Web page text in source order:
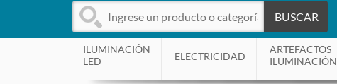
BUSCAR
ILUMINACIÓN
LED
ELECTRICIDAD
ARTEFACTOS
ILUMINACIÓN